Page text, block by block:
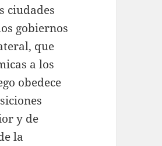
ciudades
gobiernos
que
a los
obedece
y de
la